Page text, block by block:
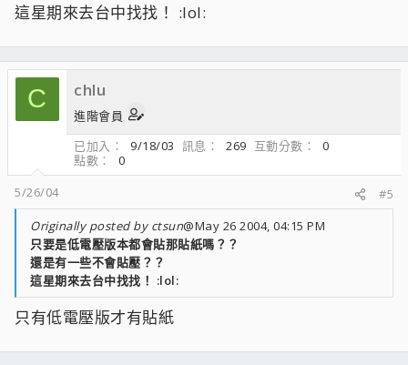
這星期來去台中找找！ :lol:
C chlu
進階會員
已加入
9/18/03 訊息 269 互動分數
0
點數
0
5/26/04
#5
Originally posted by ctsun@May 26 2004, 04:15 PM
只要是低電壓版本都會貼那貼紙嗎？？
還是有一些不會貼壓？？
這星期來去台中找找！ :lol:
只有低電壓版才有貼紙